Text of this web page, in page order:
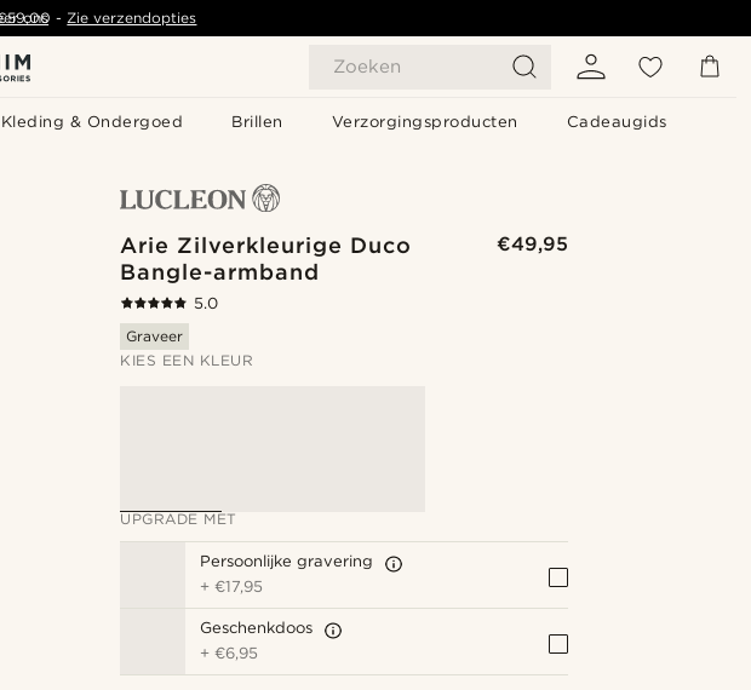
Zoeken
Kleding & Ondergoed Brillen Verzorgingsproducten Cadeaugids
-Zie verzendopties
ons
Arie Zilverkleurige Duco
Bangle-armband
€49,95
5.0
Graveer
KIES EEN KLEUR
UPGRADE MET
Persoonlijke gravering
+€17,95
Geschenkdoos
+€6,95